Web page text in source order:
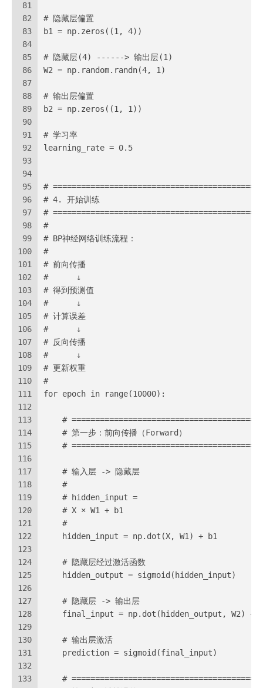
81
82
83
84
85
86
87
88
89
90
91
92
93
94
95
96
97
98
99
100
101
102
103
104
105
106
107
108
109
110
111
112
113
114
115
116
117
118
119
120
121
122
123
124
125
126
127
128
129
130
131
132
133
# 隐藏层偏置
b1 = np.zeros((1, 4))
# 隐藏层(4) ------> 输出层(1)
W2 = np.random.randn(4, 1)
# 输出层偏置
b2 = np.zeros((1, 1))
# 学习率
learning_rate = 0.5
#
# 4. 开始训练
#
#
# BP神经网络训练流程：
#
# 前向传播
#      ↓
# 得到预测值
#      ↓
# 计算误差
#      ↓
# 反向传播
#      ↓
# 更新权重
#
for epoch in range(10000):
#
    # 第一步：前向传播（Forward）
#
    # 输入层 -> 隐藏层
    #
    # hidden_input =
    # X × W1 + b1
    #
    hidden_input = np.dot(X, W1) + b1
    # 隐藏层经过激活函数
    hidden_output = sigmoid(hidden_input)
    # 隐藏层 -> 输出层
final_input = np.dot(hidden_output, W2) +
    # 输出层激活
    prediction = sigmoid(final_input)
#